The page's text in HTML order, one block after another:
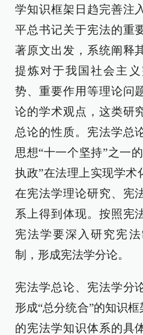
学知识框架日趋完善注
平总书记关于宪法的重
著原文出发，系统阐释
提炼对于我国社会主
势、重要作用等理论问
论的学术观点，这类研
总论的性质。宪法学总
思想“十一个坚持”之一
执政”在法理上实现学术
在宪法学理论研究、宪
系上得到体现。按照宪
宪法学要深入研究宪
制，形成宪法学分论。
宪法学总论、宪法学分
形成“总分统合”的知识
的宪法学知识体系的具